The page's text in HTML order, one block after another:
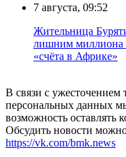
7 августа, 09:52
Жительница
лишним миллиона
«счёта в Африке»
В связи с
персональных данных
возможность оставлять
Обсудить новости
https://vk.com/bmk.news